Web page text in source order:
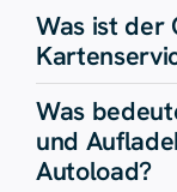
Was ist der
Was
und
Autoload?